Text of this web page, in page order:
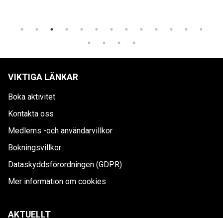
VIKTIGA LÄNKAR
Boka aktivitet
Kontakta oss
Medlems -och användarvillkor
Bokningsvillkor
Dataskyddsförordningen (GDPR)
Mer information om cookies
AKTUELLT